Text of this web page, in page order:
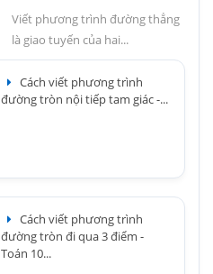
Viết phương trình đường thẳng
là giao tuyến của hai...
Cách viết phương trình
đường tròn nội tiếp tam giác -...
Cách viết phương trình
đường tròn đi qua 3 điểm -
Toán 10...